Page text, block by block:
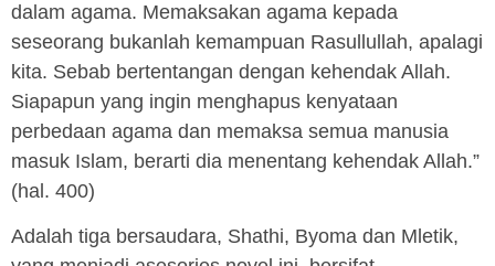
dalam agama. Memaksakan agama kepada
seseorang bukanlah kemampuan Rasullullah, apalagi
kita. Sebab bertentangan dengan kehendak Allah.
Siapapun yang ingin menghapus kenyataan
perbedaan agama dan memaksa semua manusia
masuk Islam, berarti dia menentang kehendak Allah.”
(hal. 400)
Adalah tiga bersaudara, Shathi, Byoma dan Mletik,